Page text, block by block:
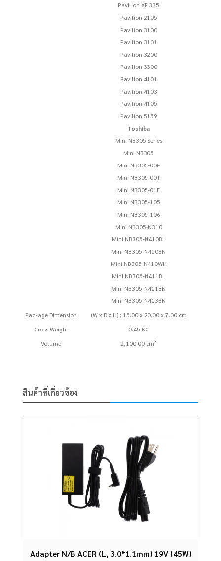
Pavilion XF 335
Pavilion 2105
Pavilion 3100
Pavilion 3101
Pavilion 3200
Pavilion 3300
Pavilion 4101
Pavilion 4103
Pavilion 4105
Pavilion 5159
Toshiba
Mini NB305 Series
Mini NB305
Mini NB305-00F
Mini NB305-00T
Mini NB305-01E
Mini NB305-105
Mini NB305-106
Mini NB305-N310
Mini NB305-N410BL
Mini NB305-N410BN
Mini NB305-N410WH
Mini NB305-N411BL
Mini NB305-N411BN
Mini NB305-N413BN
Package Dimension
(W x D x H) : 15.00 x 20.00 x 7.00 cm
Gross Weight
0.45 KG
Volume
2,100.00 cm3
สินค้าที่เกี่ยวข้อง
Adapter N/B ACER (L, 3.0*1.1mm) 19V (45W)